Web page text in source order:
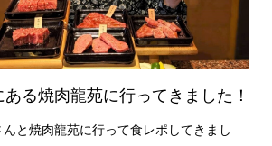
ある焼肉龍苑に行ってきました！
んと焼肉龍苑に行って食レポしてきまし